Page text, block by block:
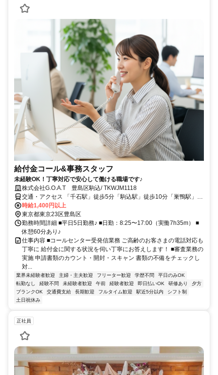
給付金コール&事務スタッフ
未経験OK！丁寧対応で安心して働ける職場です♪
株式会社G.O.A.T 豊島区駒込/ TKWJM1118
交通・アクセス 「千石駅」徒歩5分「駒込駅」徒歩10分「巣鴨駅」徒
歩12分
時給1,400円以上
東京都東京23区豊島区
勤務時間詳細 ■平日5日勤務♪ ■日勤：8:25〜17:00（実働7h35m） ■
休憩60分あり♪
仕事内容 ■コールセンター受発信業務 ご高齢のお客さまの電話対応も
丁寧に 給付金に関する状況を伺い丁寧にお答えします！ ■審査業務の
実施 申請書類のカウント・開封・スキャン 書類の不備をチェックし
対...
業界未経験者歓迎 主婦・主夫歓迎 フリーター歓迎 学歴不問
平日のみOK
転勤なし
経験不問 未経験者歓迎 午前 経験者歓迎 即日払いOK 研修あり
夕方
ブランクOK
交通費支給 長期歓迎 フルタイム歓迎 駅近5分以内
シフト制
土日祝休み
正社員